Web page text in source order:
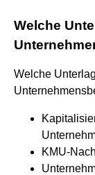
Welche
Welche
KMU-